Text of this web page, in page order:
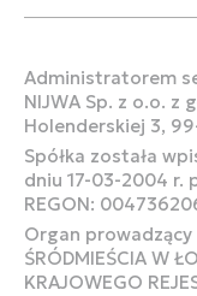
Administratorem
NIJWA Sp. z o.o. z
Holenderskiej 3,
Spółka została
dniu 17-03-2004 r.
REGON:
Organ prowadzący
ŚRÓDMIEŚCIA W
KRAJOWEGO